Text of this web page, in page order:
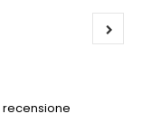
recensione